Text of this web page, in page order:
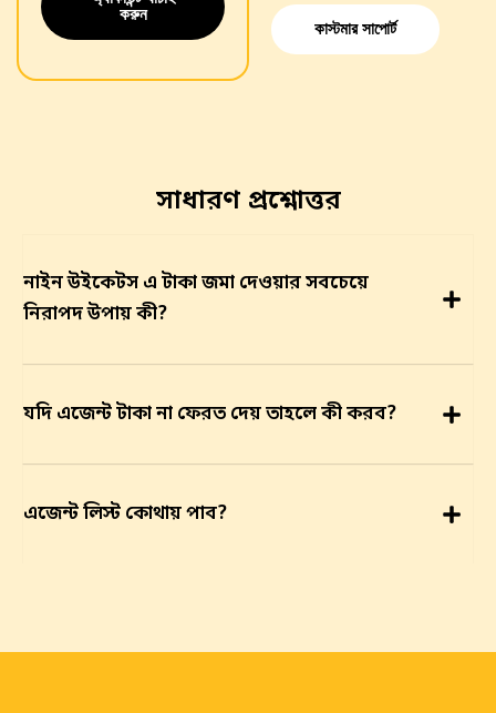
করুন
কাস্টমার সাপোর্ট
সাধারণ প্রশ্নোত্তর
নাইন উইকেটস এ টাকা জমা দেওয়ার সবচেয়ে
নিরাপদ উপায় কী?
যদি এজেন্ট টাকা না ফেরত দেয় তাহলে কী করব?
এজেন্ট লিস্ট কোথায় পাব?